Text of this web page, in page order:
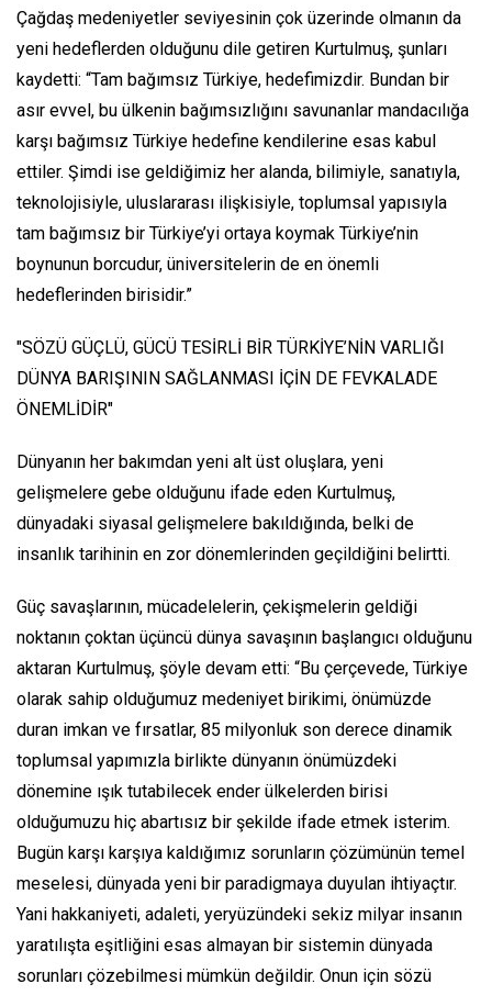
Çağdaş medeniyetler seviyesinin çok üzerinde olmanın da
yeni hedeflerden olduğunu dile getiren Kurtulmuş, şunları
kaydetti: “Tam bağımsız Türkiye, hedefimizdir. Bundan bir
asır evvel, bu ülkenin bağımsızlığını savunanlar mandacılığa
karşı bağımsız Türkiye hedefine kendilerine esas kabul
ettiler. Şimdi ise geldiğimiz her alanda, bilimiyle, sanatıyla,
teknolojisiyle, uluslararası ilişkisiyle, toplumsal yapısıyla
tam bağımsız bir Türkiye’yi ortaya koymak Türkiye’nin
boynunun borcudur, üniversitelerin de en önemli
hedeflerinden birisidir.”
"SÖZÜ GÜÇLÜ, GÜCÜ TESİRLİ BİR TÜRKİYE’NİN VARLIĞI
DÜNYA BARIŞININ SAĞLANMASI İÇİN DE FEVKALADE
ÖNEMLİDİR"
Dünyanın her bakımdan yeni alt üst oluşlara, yeni
gelişmelere gebe olduğunu ifade eden Kurtulmuş,
dünyadaki siyasal gelişmelere bakıldığında, belki de
insanlık tarihinin en zor dönemlerinden geçildiğini belirtti.
Güç savaşlarının, mücadelelerin, çekişmelerin geldiği
noktanın çoktan üçüncü dünya savaşının başlangıcı olduğunu
aktaran Kurtulmuş, şöyle devam etti: “Bu çerçevede, Türkiye
olarak sahip olduğumuz medeniyet birikimi, önümüzde
duran imkan ve fırsatlar, 85 milyonluk son derece dinamik
toplumsal yapımızla birlikte dünyanın önümüzdeki
dönemine ışık tutabilecek ender ülkelerden birisi
olduğumuzu hiç abartısız bir şekilde ifade etmek isterim.
Bugün karşı karşıya kaldığımız sorunların çözümünün temel
meselesi, dünyada yeni bir paradigmaya duyulan ihtiyaçtır.
Yani hakkaniyeti, adaleti, yeryüzündeki sekiz milyar insanın
yaratılışta eşitliğini esas almayan bir sistemin dünyada
sorunları çözebilmesi mümkün değildir. Onun için sözü